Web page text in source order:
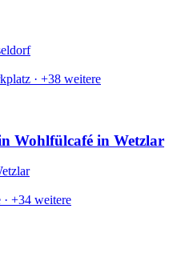
· +38 weitere
Wohlfülcafé in Wetzlar
· +34 weitere